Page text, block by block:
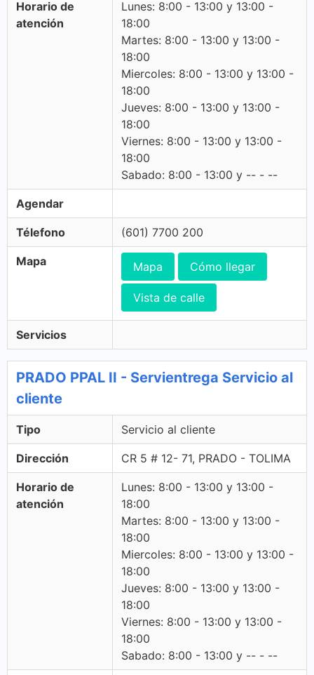
Horario de
atención
Lunes: 8:00 - 13:00 y 13:00 -
18:00
Martes: 8:00 - 13:00 y 13:00 -
18:00
Miercoles: 8:00 - 13:00 y 13:00 -
18:00
Jueves: 8:00 - 13:00 y 13:00 -
18:00
Viernes: 8:00 - 13:00 y 13:00 -
18:00
Sabado: 8:00 - 13:00 y -- - --
Agendar
Télefono (601) 7700 200
Mapa Mapa Cómo llegar
Vista de calle
Servicios
PRADO PPAL II - Servientrega Servicio al
cliente
Tipo Servicio al cliente
Dirección CR 5 # 12- 71, PRADO - TOLIMA
Horario de
atención
Lunes: 8:00 - 13:00 y 13:00 -
18:00
Martes: 8:00 - 13:00 y 13:00 -
18:00
Miercoles: 8:00 - 13:00 y 13:00 -
18:00
Jueves: 8:00 - 13:00 y 13:00 -
18:00
Viernes: 8:00 - 13:00 y 13:00 -
18:00
Sabado: 8:00 - 13:00 y -- - --